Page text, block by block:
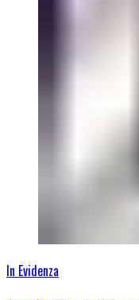
In Evidenza